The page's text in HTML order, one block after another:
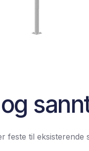
feste til eksisterende